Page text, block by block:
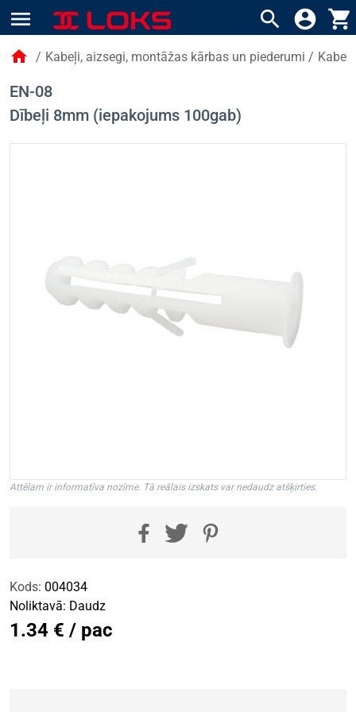
menu search account_circle shopping_cart
home / Kabeļi, aizsegi, montāžas kārbas un piederumi /
EN-08
Dībeļi 8mm (iepakojums 100gab)
Attēlam ir informatīva nozīme. Tā reālais izskats var nedaudz atšķirties.
Kods: 004034
Noliktavā: Daudz
1.34 € / pac